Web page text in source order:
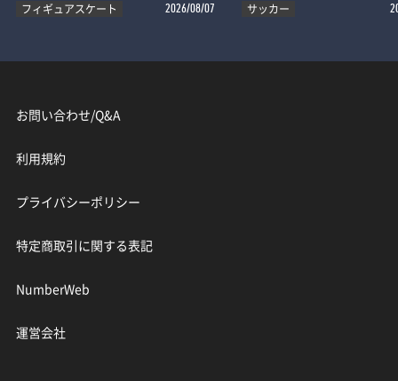
フィギュアスケート 2026/08/07 サッカー
お問い合わせ/Q&A
利用規約
プライバシーポリシー
特定商取引に関する表記
NumberWeb
運営会社